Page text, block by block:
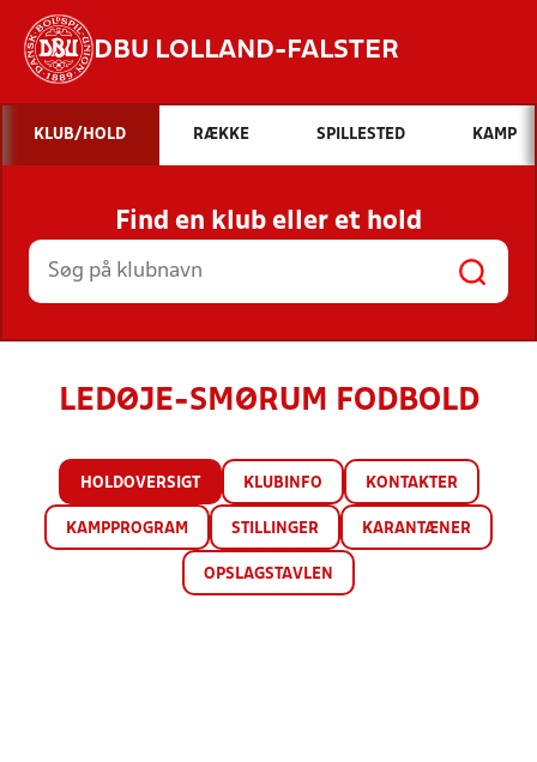
DBU LOLLAND-FALSTER
Hvad vil du søge efter?
INDHOLD OG NYHEDER
STILLINGER, RESULTATER, KLUBBER OG
HOLD
KLUB/HOLD RÆKKE SPILLESTED KAMP
Find en klub eller et hold
LEDØJE-SMØRUM FODBOLD
HOLDOVERSIGT KLUBINFO KONTAKTER
KAMPPROGRAM STILLINGER KARANTÆNER
OPSLAGSTAVLEN